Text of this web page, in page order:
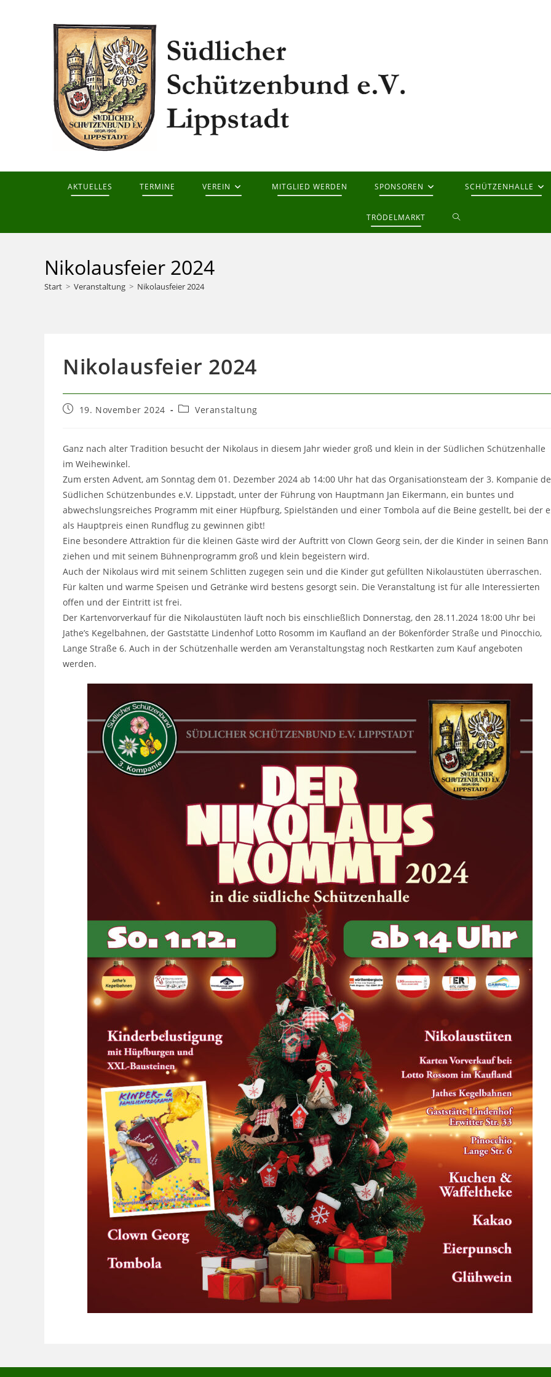
AKTUELLES TERMINE VEREIN MITGLIED WERDEN SPONSOREN SCHÜTZENHALLE
TRÖDELMARKT WEBSITE-
Nikolausfeier 2024
Start > Veranstaltung > Nikolausfeier 2024
Nikolausfeier 2024
Beitrag19. November 2024
Beitrags-
Veranstaltung
Ganz nach alter Tradition besucht der Nikolaus in diesem Jahr wieder groß und klein in der Südlichen Schützenhalle
im Weihewinkel.
Zum ersten Advent, am Sonntag dem 01. Dezember 2024 ab 14:00 Uhr hat das Organisationsteam der 3. Kompanie
Südlichen Schützenbundes e.V. Lippstadt, unter der Führung von Hauptmann Jan Eikermann, ein buntes und
abwechslungsreiches Programm mit einer Hüpfburg, Spielständen und einer Tombola auf die Beine gestellt, bei der
als Hauptpreis einen Rundflug zu gewinnen gibt!
Eine besondere Attraktion für die kleinen Gäste wird der Auftritt von Clown Georg sein, der die Kinder in seinen Bann
ziehen und mit seinem Bühnenprogramm groß und klein begeistern wird.
Auch der Nikolaus wird mit seinem Schlitten zugegen sein und die Kinder gut gefüllten Nikolaustüten überraschen.
Für kalten und warme Speisen und Getränke wird bestens gesorgt sein. Die Veranstaltung ist für alle Interessierten
offen und der Eintritt ist frei.
Der Kartenvorverkauf für die Nikolaustüten läuft noch bis einschließlich Donnerstag, den 28.11.2024 18:00 Uhr bei
Jathe’s Kegelbahnen, der Gaststätte Lindenhof Lotto Rosomm im Kaufland an der Bökenförder Straße und Pinocchio,
Lange Straße 6. Auch in der Schützenhalle werden am Veranstaltungstag noch Restkarten zum Kauf angeboten
werden.